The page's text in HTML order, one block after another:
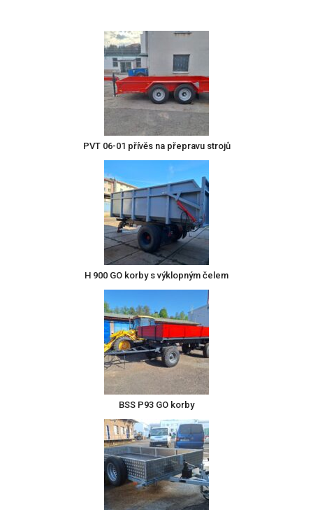
PVT 06-01 přívěs na přepravu strojů
H 900 GO korby s výklopným čelem
BSS P93 GO korby